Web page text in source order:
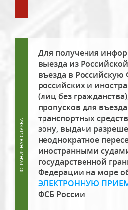
Для получения
выезда из
въезда в
российских и
(лиц без
пропусков для
транспортных
зону, выдачи
неоднократное
иностранными
государственной
Федерации на море
ЭЛЕКТРОННУЮ
ФСБ России